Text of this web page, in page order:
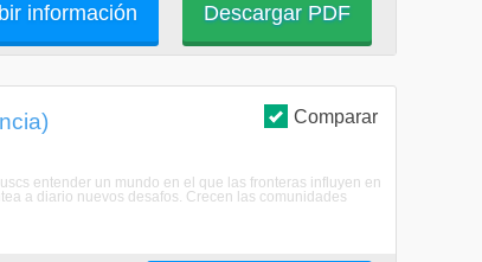
Descargar PDF
información
Comparar
entender un mundo en el que las fronteras influyen en
a diario nuevos desafos. Crecen las comunidades